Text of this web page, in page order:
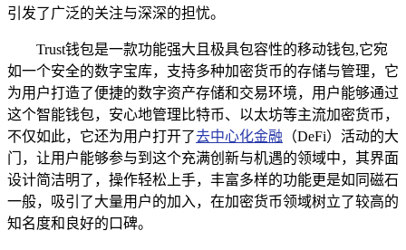
引发了广泛的关注与深深的担忧。
Trust钱包是一款功能强大且极具包容性的移动钱包,它宛
如一个安全的数字宝库，支持多种加密货币的存储与管理，它
为用户打造了便捷的数字资产存储和交易环境，用户能够通过
这个智能钱包，安心地管理比特币、以太坊等主流加密货币，
不仅如此，它还为用户打开了去中心化金融 （DeFi）活动的大
门，让用户能够参与到这个充满创新与机遇的领域中，其界面
设计简洁明了，操作轻松上手，丰富多样的功能更是如同磁石
一般，吸引了大量用户的加入，在加密货币领域树立了较高的
知名度和良好的口碑。